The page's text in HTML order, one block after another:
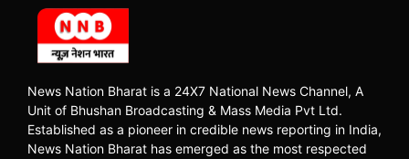
News Nation Bharat is a 24X7 National News Channel, A
Unit of Bhushan Broadcasting & Mass Media Pvt Ltd.
Established as a pioneer in credible news reporting in India,
News Nation Bharat has emerged as the most respected